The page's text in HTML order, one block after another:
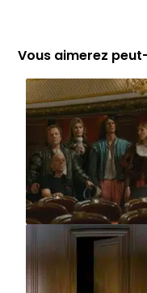
Vous aimerez